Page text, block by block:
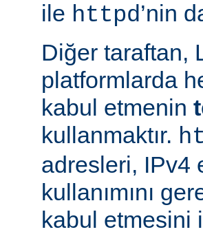
ile httpd’nin
Diğer taraftan,
platformlarda
kabul etmenin
kullanmaktır.
adresleri, IPv4
kullanımını
kabul etmesini